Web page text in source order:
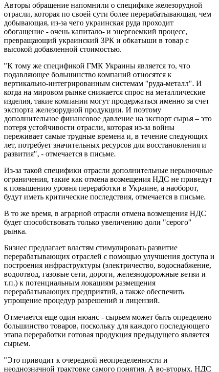
Авторы обращение напомнили о специфике железорудной
отрасли, которая по своей сути более перерабатывающая, чем
добывающая, из-за чего украинская руда проходит
обогащение - очень капитало- и энергоемкий процесс,
превращающий украинский ЗРК и обкатыши в товар с
высокой добавленной стоимостью.
"К тому же спецификой ГМК Украины является то, что
подавляющее большинство компаний относятся к
вертикально-интегрированным системам "руда-металл". И
когда на мировом рынке снижается спрос на металлические
изделия, такие компании могут продержаться именно за счет
экспорта железорудной продукции. И поэтому
дополнительное финансовое давление на экспорт сырья – это
потеря устойчивости отрасли, которая из-за войны
переживает самые трудные времена и, в течение следующих
лет, потребует значительных ресурсов для восстановления и
развития", - отмечается в письме.
Из-за такой специфики отрасли дополнительные нерыночные
ограничения, такие как отмена возмещения НДС не приведут
к повышению уровня переработки в Украине, а наоборот,
будут иметь критические последствия, отмечается в письме.
В то же время, в аграрной отрасли отмена возмещения НДС
будет способствовать только увеличению доли "серого"
рынка.
Бизнес предлагает властям стимулировать развитие
перерабатывающих отраслей с помощью улучшения доступа и
построения инфраструктуры (электричество, водоснабжение,
водоотвод, газовые сети, дороги, железнодорожные ветви и
т.п.) к потенциальным локациям размещения
перерабатывающих предприятий, а также обеспечить
упрощение процедур разрешений и лицензий.
Отмечается еще один нюанс - сырьем может быть определено
большинство товаров, поскольку для каждого последующего
этапа переработки готовая продукция предыдущего является
сырьем.
"Это приводит к очередной неопределенности и
неоднозначной трактовке самого понятия. А во-вторых, НДС